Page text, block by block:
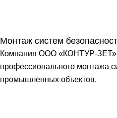
Монтаж систем
Компания ООО «КОНТУР-ЗЕТ»
профессионального монтажа
промышленных объектов.